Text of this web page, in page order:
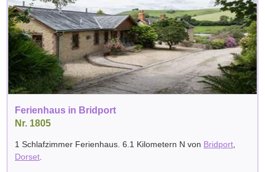
Ferienhaus in Bridport
Nr. 1805
1 Schlafzimmer Ferienhaus. 6.1 Kilometern N von Bridport
Dorset